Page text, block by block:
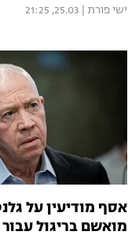
ישי פורת 25.03, 21:25
אסף מודיעין על
מואשם בריגול עבור